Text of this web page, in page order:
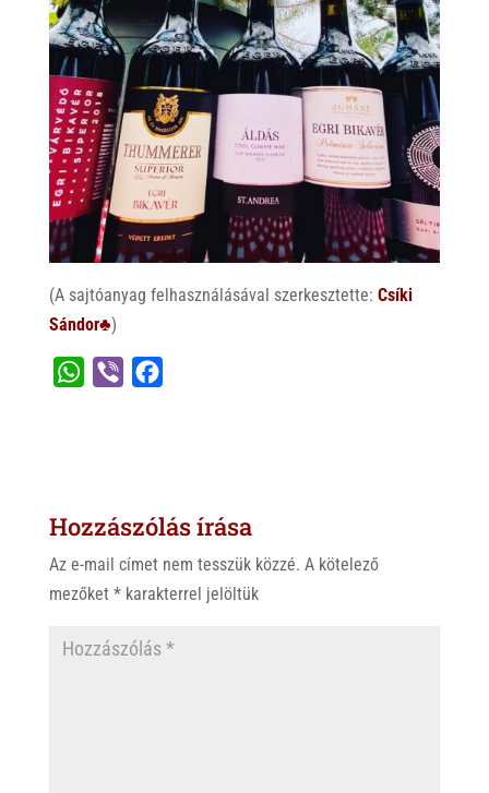
(A sajtóanyag felhasználásával szerkesztette: Csíki
Sándor♣)
A
p
o
k
Hozzászólás írása
Az e-mail címet nem tesszük közzé. A kötelező
mezőket *karakterrel jelöltük